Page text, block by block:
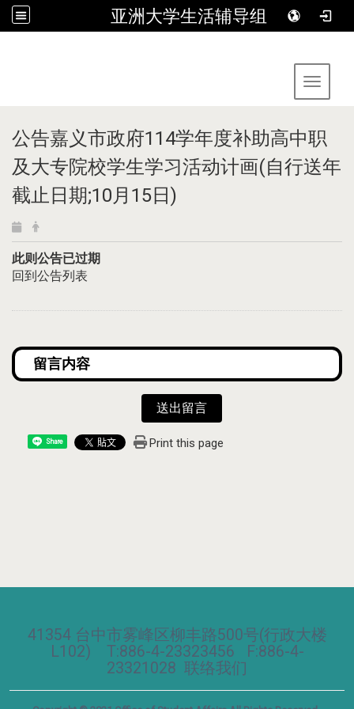
亚洲大学生活辅导组
Toggle
公告嘉义市政府114学年度补助高中职
及大专院校学生学习活动计画(自行送年
截止日期;10月15日)
此则公告已过期
回到公告列表
送出留言
Share Print this page
41354 台中市雾峰区柳丰路500号(行政大楼
L102) T:886-4-23323456 F:886-4-
23321028 联络我们